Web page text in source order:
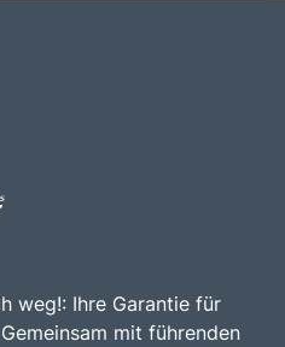
weg!: Ihre Garantie für
mit führenden